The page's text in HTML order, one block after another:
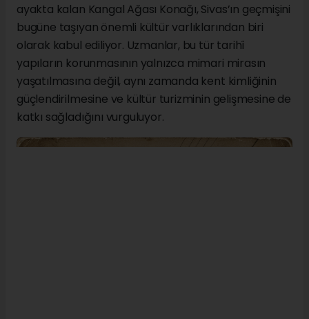
ayakta kalan Kangal Ağası Konağı, Sivas’ın geçmişini
bugüne taşıyan önemli kültür varlıklarından biri
olarak kabul ediliyor. Uzmanlar, bu tür tarihî
yapıların korunmasının yalnızca mimari mirasın
yaşatılmasına değil, aynı zamanda kent kimliğinin
güçlendirilmesine ve kültür turizminin gelişmesine de
katkı sağladığını vurguluyor.